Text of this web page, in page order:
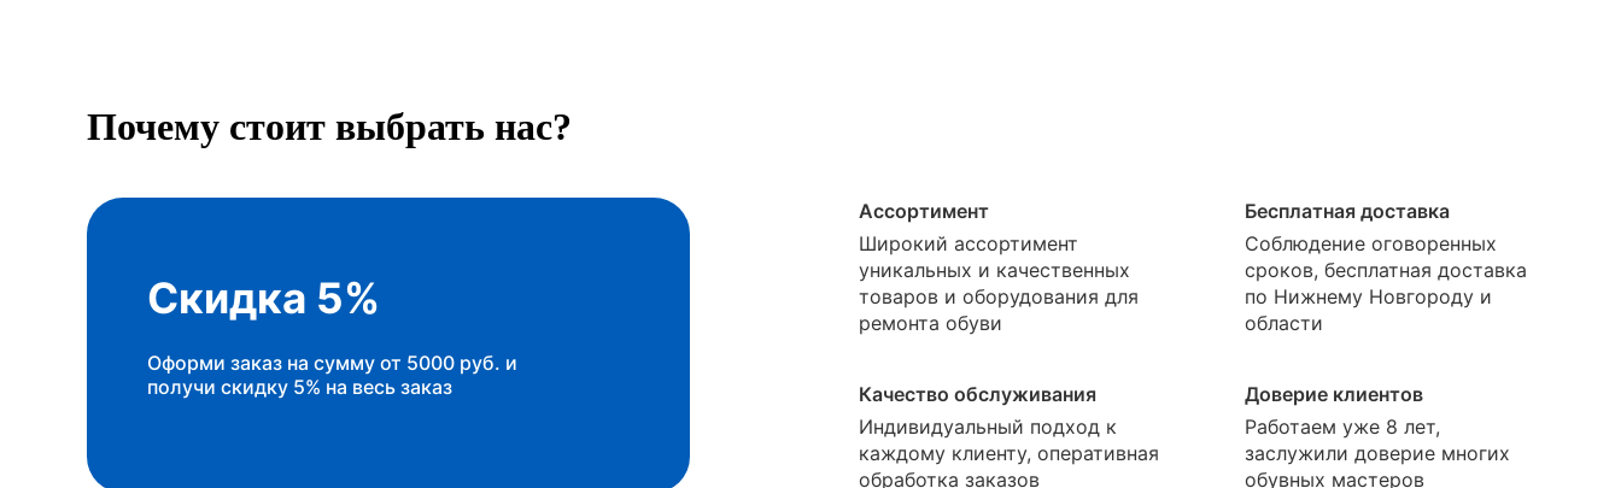
Почему стоит выбрать нас?
Скидка 5%
Оформи заказ на сумму от 5000 руб. и
получи скидку 5% на весь заказ
Ассортимент
Широкий ассортимент
уникальных и качественных
товаров и оборудования для
ремонта обуви
Бесплатная доставка
Соблюдение оговоренных
сроков, бесплатная доставка
по Нижнему Новгороду и
области
Качество обслуживания
Индивидуальный подход к
каждому клиенту, оперативная
обработка заказов
Доверие клиентов
Работаем уже 8 лет,
заслужили доверие многих
обувных мастеров